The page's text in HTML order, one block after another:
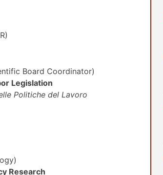
Board Coordinator)
Legislation
Politiche del Lavoro
Research